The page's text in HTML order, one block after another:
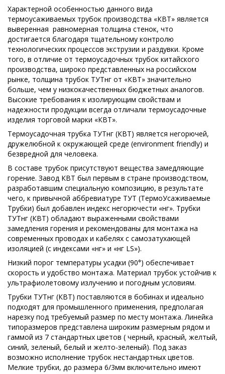
Характерной особенностью данного вида
термоусаживаемых трубок производства «КВТ» является
выверенная равномерная толщина стенок, что
достигается благодаря тщательному контролю
технологических процессов экструзии и раздувки. Кроме
того, в отличие от термоусадочных трубок китайского
производства, широко представленных на российском
рынке, толщина трубок ТУТнг от «КВТ» значительно
больше, чем у низкокачественных бюджетных аналогов.
Высокие требования к изолирующим свойствам и
надежности продукции всегда отличали термоусадочные
изделия торговой марки «КВТ».
Термоусадочная трубка ТУТнг (КВТ) является негорючей,
дружелюбной к окружающей среде (environment friendly) и
безвредной для человека.
В составе трубок присутствуют вещества замедляющие
горение. Завод КВТ был первым в стране производством,
разработавшим специальную композицию, в результате
чего, к привычной аббревиатуре ТУТ (ТермоУсаживаемые
Трубки) был добавлен индекс негорючести «нг». Трубки
ТУТнг (КВТ) обладают выраженными свойствами
замедления горения и рекомендованы для монтажа на
современных проводах и кабелях с самозатухающей
изоляцией (с индексами «нг» и «нг LS»).
Низкий порог температуры усадки (90°) обеспечивает
скорость и удобство монтажа. Материал трубок устойчив к
ультрафиолетовому излучению и погодным условиям.
Трубки ТУТнг (КВТ) поставляются в бобинах и идеально
подходят для промышленного применения, предполагая
нарезку под требуемый размер по месту монтажа. Линейка
типоразмеров представлена широким размерным рядом и
гаммой из 7 стандартных цветов ( черный, красный, желтый,
синий, зеленый, белый и желто-зеленый). Под заказ
возможно исполнение трубок нестандартных цветов.
Мелкие трубки, до размера 6/3мм включительно имеют